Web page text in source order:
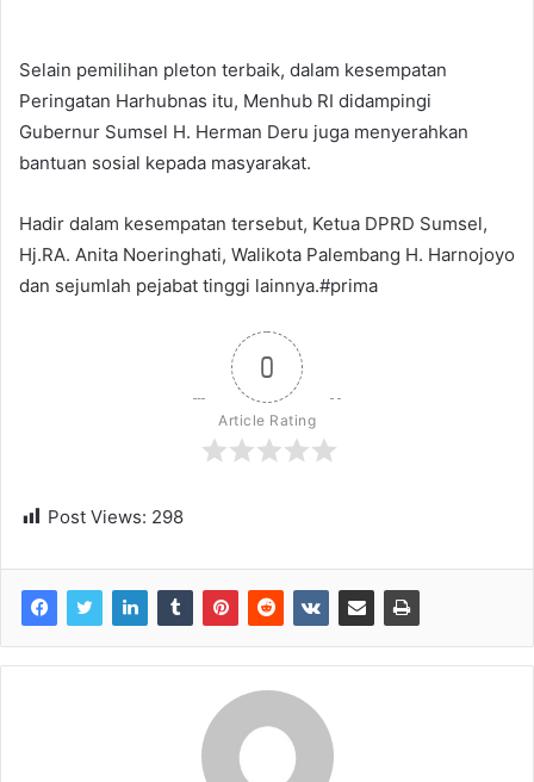
Selain pemilihan pleton terbaik, dalam kesempatan
Peringatan Harhubnas itu, Menhub RI didampingi
Gubernur Sumsel H. Herman Deru juga menyerahkan
bantuan sosial kepada masyarakat.
Hadir dalam kesempatan tersebut, Ketua DPRD Sumsel,
Hj.RA. Anita Noeringhati, Walikota Palembang H. Harnojoyo
dan sejumlah pejabat tinggi lainnya.#prima
0
Article Rating
Post Views: 298